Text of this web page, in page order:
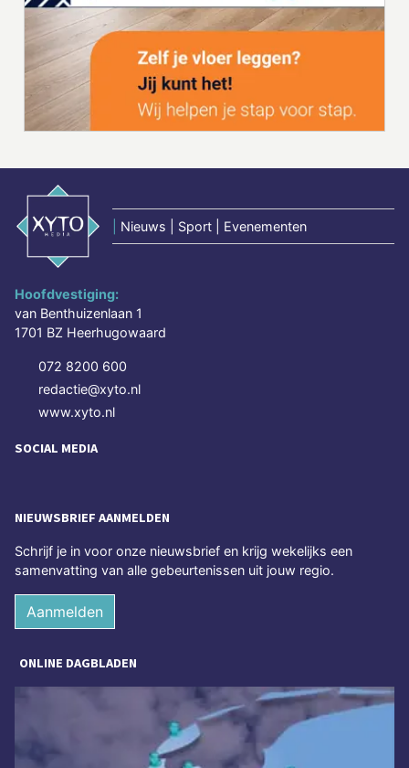
Nieuws | Sport | Evenementen
Hoofdvestiging:
van Benthuizenlaan 1
1701 BZ Heerhugowaard
072 8200 600
redactie@xyto.nl
www.xyto.nl
SOCIAL MEDIA
NIEUWSBRIEF AANMELDEN
Schrijf je in voor onze nieuwsbrief en krijg wekelijks een
samenvatting van alle gebeurtenissen uit jouw regio.
Aanmelden
ONLINE DAGBLADEN